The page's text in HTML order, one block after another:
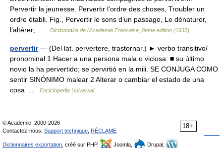
Pervertir la jeunesse. Pervertir l’ordre des choses, Troubler un
ordre établi. Fig., Pervertir le sens d’un passage, Le dénaturer,
l’altérer; …
Dictionnaire de l'Academie Francaise, 8eme edition (1935)
pervertir— (Del lat. pervertere, trastornar.) ► verbo transitivo/
pronominal 1 Hacer a una persona mala o viciosa: ■ su último
novio la ha pervertido; se pervirtió en la mili. SE CONJUGA COMO
sentir SINÓNIMO malear 2 Alterar o cambiar el estado de una
cosa …
Enciclopedia Universal
18+
© Academic, 2000-2026
Contactez-nous: Support technique RÉCLAME
Dictionnaires exportation , créé sur PHP, Joomla,
Drupal,